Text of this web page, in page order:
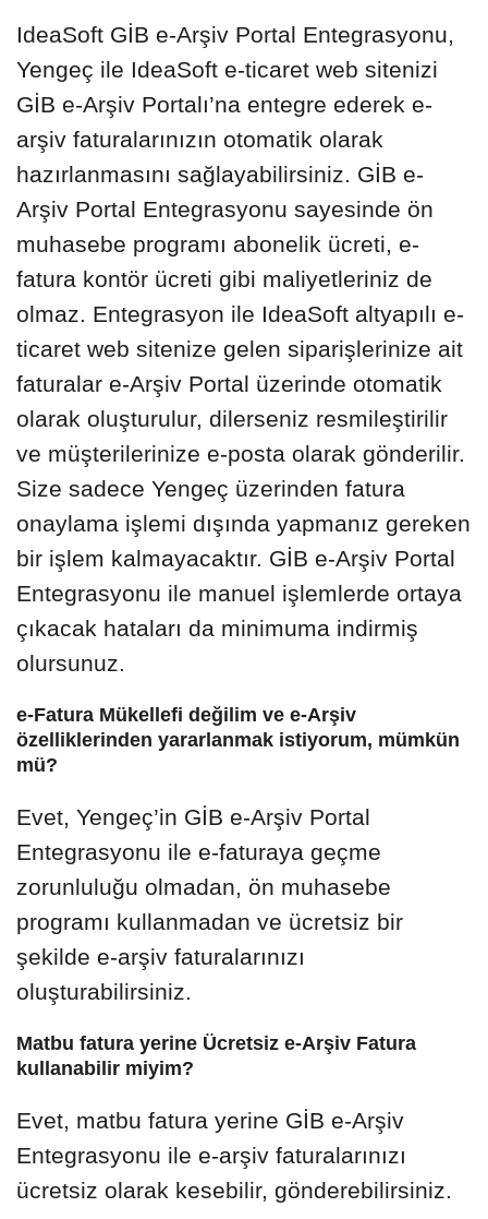
IdeaSoft GİB e-Arşiv Portal Entegrasyonu,
Yengeç ile IdeaSoft e-ticaret web sitenizi
GİB e-Arşiv Portalı’na entegre ederek e-
arşiv faturalarınızın otomatik olarak
hazırlanmasını sağlayabilirsiniz. GİB e-
Arşiv Portal Entegrasyonu sayesinde ön
muhasebe programı abonelik ücreti, e-
fatura kontör ücreti gibi maliyetleriniz de
olmaz. Entegrasyon ile IdeaSoft altyapılı e-
ticaret web sitenize gelen siparişlerinize ait
faturalar e-Arşiv Portal üzerinde otomatik
olarak oluşturulur, dilerseniz resmileştirilir
ve müşterilerinize e-posta olarak gönderilir.
Size sadece Yengeç üzerinden fatura
onaylama işlemi dışında yapmanız gereken
bir işlem kalmayacaktır. GİB e-Arşiv Portal
Entegrasyonu ile manuel işlemlerde ortaya
çıkacak hataları da minimuma indirmiş
olursunuz.
e-Fatura Mükellefi değilim ve e-Arşiv
özelliklerinden yararlanmak istiyorum, mümkün
mü?
Evet, Yengeç’in GİB e-Arşiv Portal
Entegrasyonu ile e-faturaya geçme
zorunluluğu olmadan, ön muhasebe
programı kullanmadan ve ücretsiz bir
şekilde e-arşiv faturalarınızı
oluşturabilirsiniz.
Matbu fatura yerine Ücretsiz e-Arşiv Fatura
kullanabilir miyim?
Evet, matbu fatura yerine GİB e-Arşiv
Entegrasyonu ile e-arşiv faturalarınızı
ücretsiz olarak kesebilir, gönderebilirsiniz.